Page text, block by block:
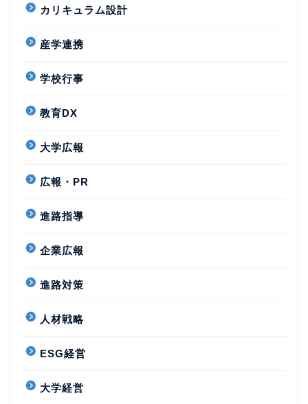
カリキュラム設計
産学連携
学校行事
教育DX
大学広報
広報・PR
進路指導
企業広報
進路対策
人材戦略
ESG経営
大学経営